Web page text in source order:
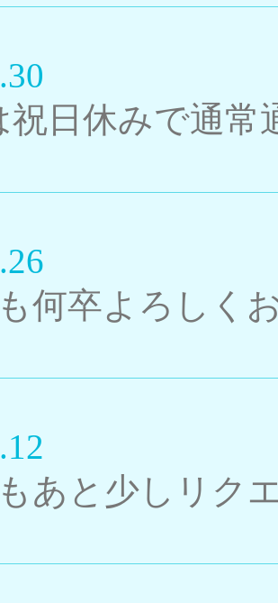
日休みで通常
何卒よろしく
あと少しリク